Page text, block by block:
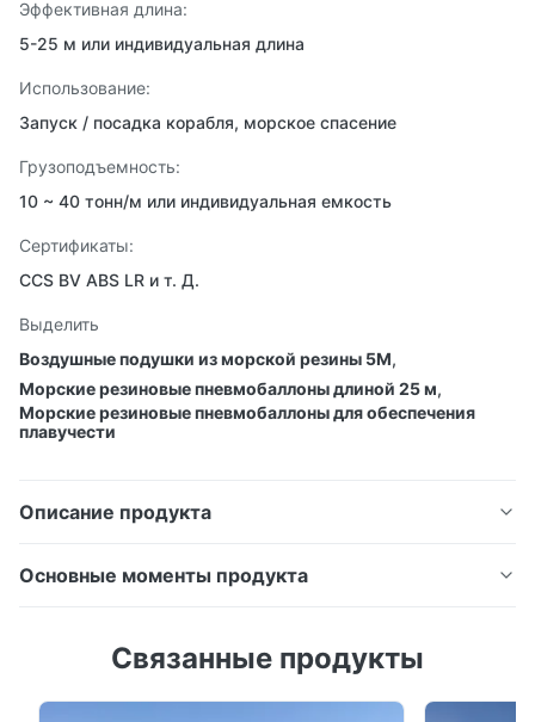
Эффективная длина:
5-25 м или индивидуальная длина
Использование:
Запуск / посадка корабля, морское спасение
Грузоподъемность:
10 ~ 40 тонн/м или индивидуальная емкость
Сертификаты:
CCS BV ABS LR и т. Д.
Выделить
Воздушные подушки из морской резины 5M,
Морские резиновые пневмобаллоны длиной 25 м,
Морские резиновые пневмобаллоны для обеспечения
плавучести
Описание продукта
Основные моменты продукта
обеспечения плавучести Атрибут Значение
Связанные продукты